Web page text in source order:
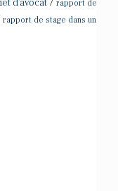
d'avocat
rapport de
rapport de stage dans un